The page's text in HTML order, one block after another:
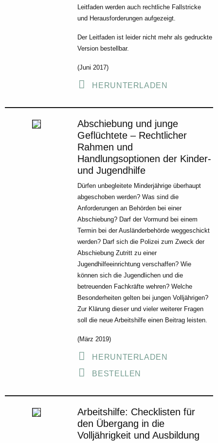
Leitfaden werden auch rechtliche Fallstricke
und Herausforderungen aufgezeigt.
Der Leitfaden ist leider nicht mehr als gedruckte
Version bestellbar.
(Juni 2017)
HERUNTERLADEN
Abschiebung und junge
Geflüchtete – Rechtlicher
Rahmen und
Handlungsoptionen der Kinder-
und Jugendhilfe
Dürfen unbegleitete Minderjährige überhaupt
abgeschoben werden? Was sind die
Anforderungen an Behörden bei einer
Abschiebung? Darf der Vormund bei einem
Termin bei der Ausländerbehörde weggeschickt
werden? Darf sich die Polizei zum Zweck der
Abschiebung Zutritt zu einer
Jugendhilfeeinrichtung verschaffen? Wie
können sich die Jugendlichen und die
betreuenden Fachkräfte wehren? Welche
Besonderheiten gelten bei jungen Volljährigen?
Zur Klärung dieser und vieler weiterer Fragen
soll die neue Arbeitshilfe einen Beitrag leisten.
(März 2019)
HERUNTERLADEN
BESTELLEN
Arbeitshilfe: Checklisten für
den Übergang in die
Volljährigkeit und Ausbildung